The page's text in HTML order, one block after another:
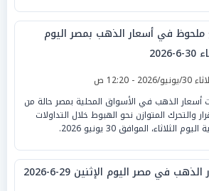
ملحوظ في أسعار الذهب بمصر اليوم
2026 - 12:20 ص
الذهب في الأسواق المحلية بمصر حالة من
والتحرك المتوازن نحو الهبوط خلال التداولات
الثلاثاء، الموافق 30 يونيو 2026.
في مصر اليوم الإثنين 29-6-2026